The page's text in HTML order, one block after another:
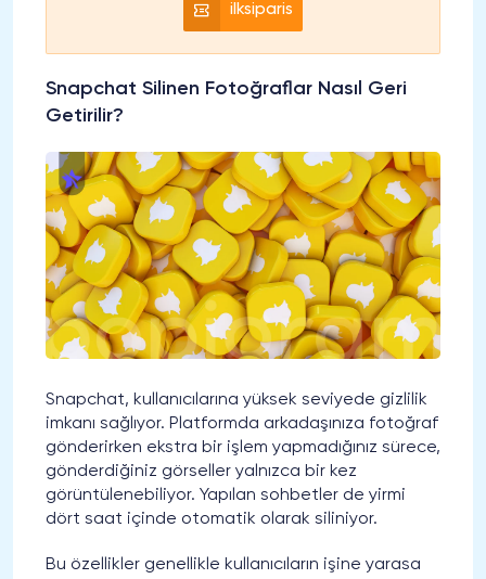
ilksiparis
Snapchat Silinen Fotoğraflar Nasıl Geri
Getirilir?
Snapchat, kullanıcılarına yüksek seviyede gizlilik
imkanı sağlıyor. Platformda arkadaşınıza fotoğraf
gönderirken ekstra bir işlem yapmadığınız sürece,
gönderdiğiniz görseller yalnızca bir kez
görüntülenebiliyor. Yapılan sohbetler de yirmi
dört saat içinde otomatik olarak siliniyor.
Bu özellikler genellikle kullanıcıların işine yarasa